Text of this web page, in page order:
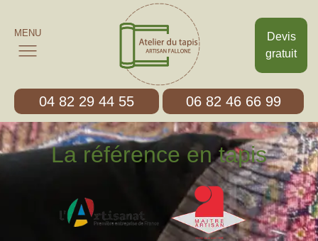
Devis
gratuit
MENU
04 82 29 44 55 06 82 46 66 99
La référence en tapis